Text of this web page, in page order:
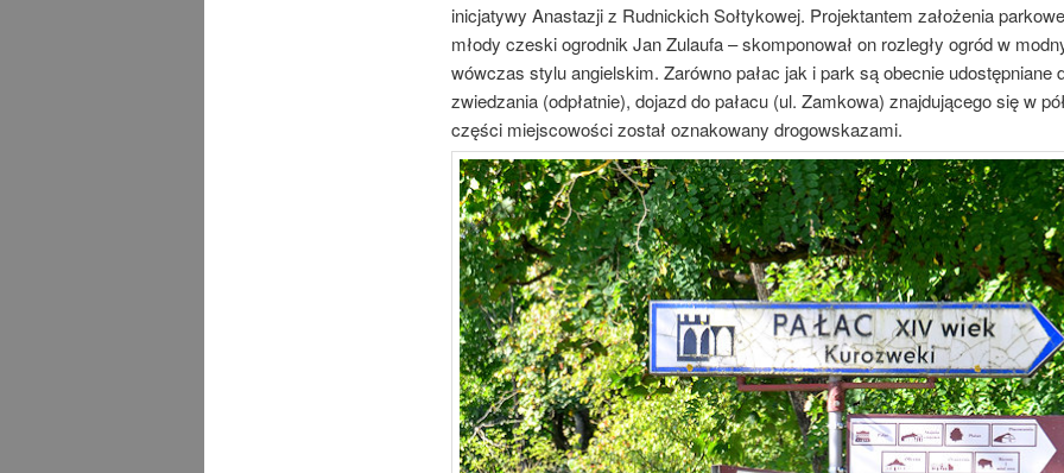
inicjatywy Anastazji z Rudnickich Sołtykowej. Projektantem założenia
młody czeski ogrodnik Jan Zulaufa – skomponował on rozległy ogród w
wówczas stylu angielskim. Zarówno pałac jak i park są obecnie udostępniane
zwiedzania (odpłatnie), dojazd do pałacu (ul. Zamkowa) znajdującego się w
części miejscowości został oznakowany drogowskazami.